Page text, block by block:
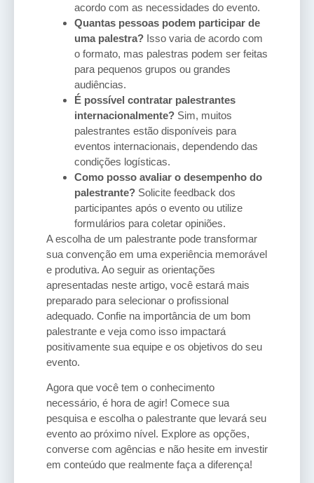
acordo com as necessidades do evento.
Quantas pessoas podem participar de
uma palestra? Isso varia de acordo com
o formato, mas palestras podem ser feitas
para pequenos grupos ou grandes
audiências.
É possível contratar palestrantes
internacionalmente? Sim, muitos
palestrantes estão disponíveis para
eventos internacionais, dependendo das
condições logísticas.
Como posso avaliar o desempenho do
palestrante? Solicite feedback dos
participantes após o evento ou utilize
formulários para coletar opiniões.
A escolha de um palestrante pode transformar
sua convenção em uma experiência memorável
e produtiva. Ao seguir as orientações
apresentadas neste artigo, você estará mais
preparado para selecionar o profissional
adequado. Confie na importância de um bom
palestrante e veja como isso impactará
positivamente sua equipe e os objetivos do seu
evento.
Agora que você tem o conhecimento
necessário, é hora de agir! Comece sua
pesquisa e escolha o palestrante que levará seu
evento ao próximo nível. Explore as opções,
converse com agências e não hesite em investir
em conteúdo que realmente faça a diferença!